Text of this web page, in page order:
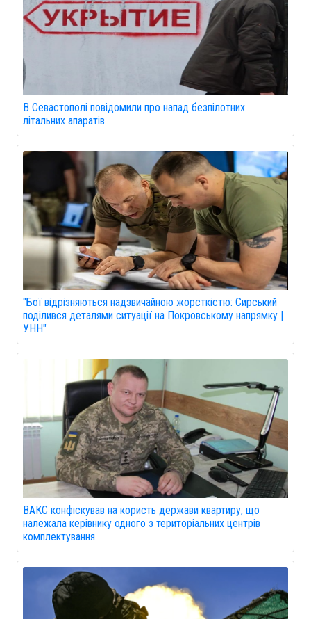
В Севастополі повідомили про напад безпілотних
літальних апаратів.
"Бої відрізняються надзвичайною жорсткістю: Сирський
поділився деталями ситуації на Покровському напрямку |
УНН"
ВАКС конфіскував на користь держави квартиру, що
належала керівнику одного з територіальних центрів
комплектування.